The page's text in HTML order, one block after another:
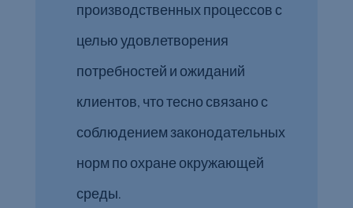
производственных процессов с
целью удовлетворения
потребностей и ожиданий
клиентов, что тесно связано с
соблюдением законодательных
норм по охране окружающей
среды.